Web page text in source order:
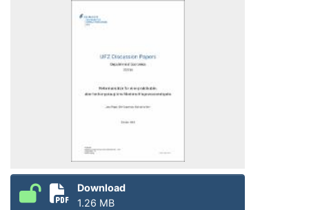
Download
1.26 MB